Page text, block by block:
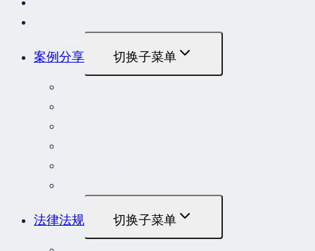
案例分享 切换子菜单
法律法规 切换子菜单